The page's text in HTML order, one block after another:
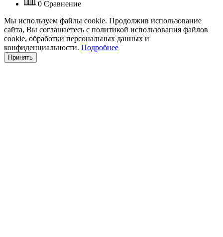
0 Сравнение
Мы используем файлы cookie. Продолжив использование
сайта, Вы соглашаетесь с политикой использования файлов
cookie, обработки персональных данных и
конфиденциальности. Подробнее
Принять